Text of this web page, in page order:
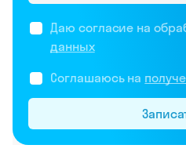
Даю согласие на
данных
Соглашаюсь на